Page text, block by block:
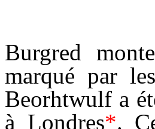
Burgred
marqué par
Beorhtwulf a
à Londres*.